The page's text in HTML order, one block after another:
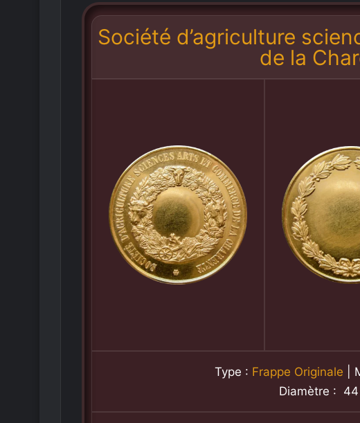
Société d’agriculture
de la
Type : Frappe Originale |
Diamètre : 44